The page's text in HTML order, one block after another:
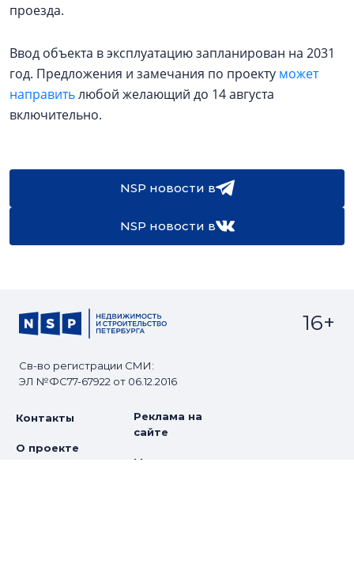
проезда.
Ввод объекта в эксплуатацию запланирован на 2031
год. Предложения и замечания по проекту может
направитьлюбой желающий до 14 августа
включительно.
NSP новости в
NSP новости в
Св-во регистрации СМИ:
ЭЛ №ФС77-67922 от 06.12.2016
16+
Контакты
О проекте
Реклама на
сайте
Мероприятия